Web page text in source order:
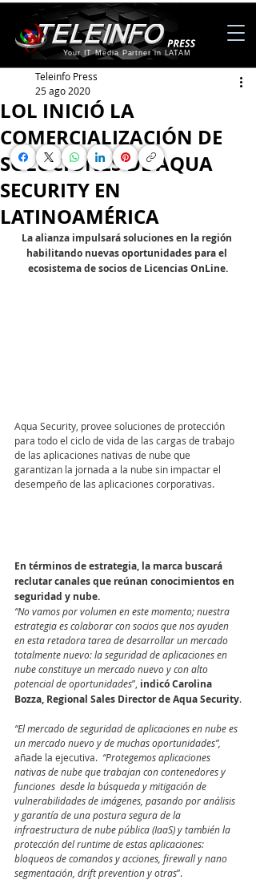
Your IT Media Partner in LATAM
LOL INICIÓ LA
COMERCIALIZACIÓN DE
SOLUCIONES DE AQUA
SECURITY EN
LATINOAMÉRICA
Teleinfo Press
25 ago 2020
La alianza impulsará soluciones en la región
habilitando nuevas oportunidades para el
ecosistema de socios de Licencias OnLine.
Aqua Security, provee soluciones de protección
para todo el ciclo de vida de las cargas de trabajo
de las aplicaciones nativas de nube que
garantizan la jornada a la nube sin impactar el
desempeño de las aplicaciones corporativas.
En términos de estrategia, la marca buscará
reclutar canales que reúnan conocimientos en
seguridad y nube.
“No vamos por volumen en este momento; nuestra
estrategia es colaborar con socios que nos ayuden
en esta retadora tarea de desarrollar un mercado
totalmente nuevo: la seguridad de aplicaciones en
nube constituye un mercado nuevo y con alto
potencial de oportunidades”, indicó Carolina
Bozza, Regional Sales Director de Aqua Security.
“El mercado de seguridad de aplicaciones en nube es
un mercado nuevo y de muchas oportunidades”,
añade la ejecutiva. “Protegemos aplicaciones
nativas de nube que trabajan con contenedores y
funciones  desde la búsqueda y mitigación de
vulnerabilidades de imágenes, pasando por análisis
y garantía de una postura segura de la
infraestructura de nube pública (IaaS) y también la
protección del runtime de estas aplicaciones:
bloqueos de comandos y acciones, firewall y nano
segmentación, drift prevention y otras”.